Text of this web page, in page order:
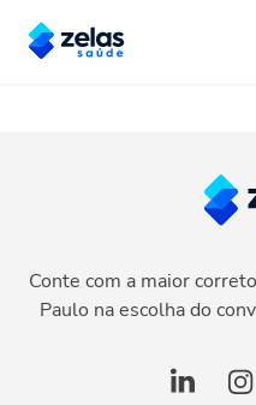
Conte com a maior
Paulo na escolha do